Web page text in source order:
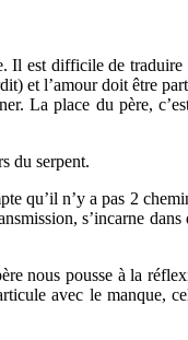
Il est difficile de
et l’amour doit être
La place du père,
du serpent.
qu’il n’y a pas 2
s’incarne dans
nous pousse à la
avec le manque,